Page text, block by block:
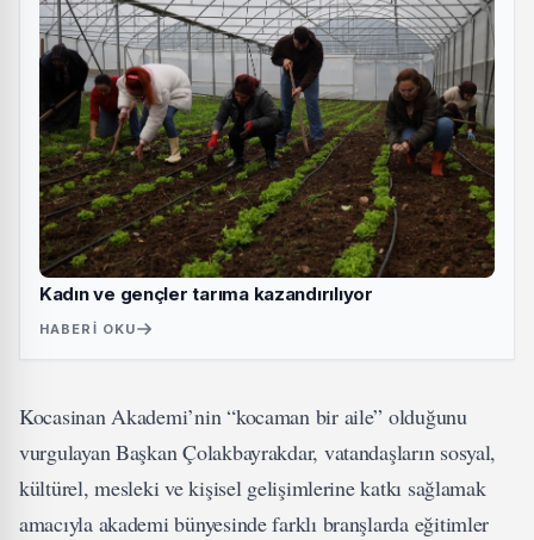
Kadın ve gençler tarıma kazandırılıyor
HABERI OKU
Kocasinan Akademi’nin “kocaman bir aile” olduğunu
vurgulayan Başkan Çolakbayrakdar, vatandaşların sosyal,
kültürel, mesleki ve kişisel gelişimlerine katkı sağlamak
amacıyla akademi bünyesinde farklı branşlarda eğitimler